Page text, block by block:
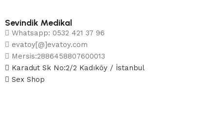
Sevindik Medikal
Whatsapp: 0532 421 37 96
evatoy[@]evatoy.com
Mersis:2886458807600013
Karadut Sk No:2/2 Kadıköy / İstanbul
Sex Shop